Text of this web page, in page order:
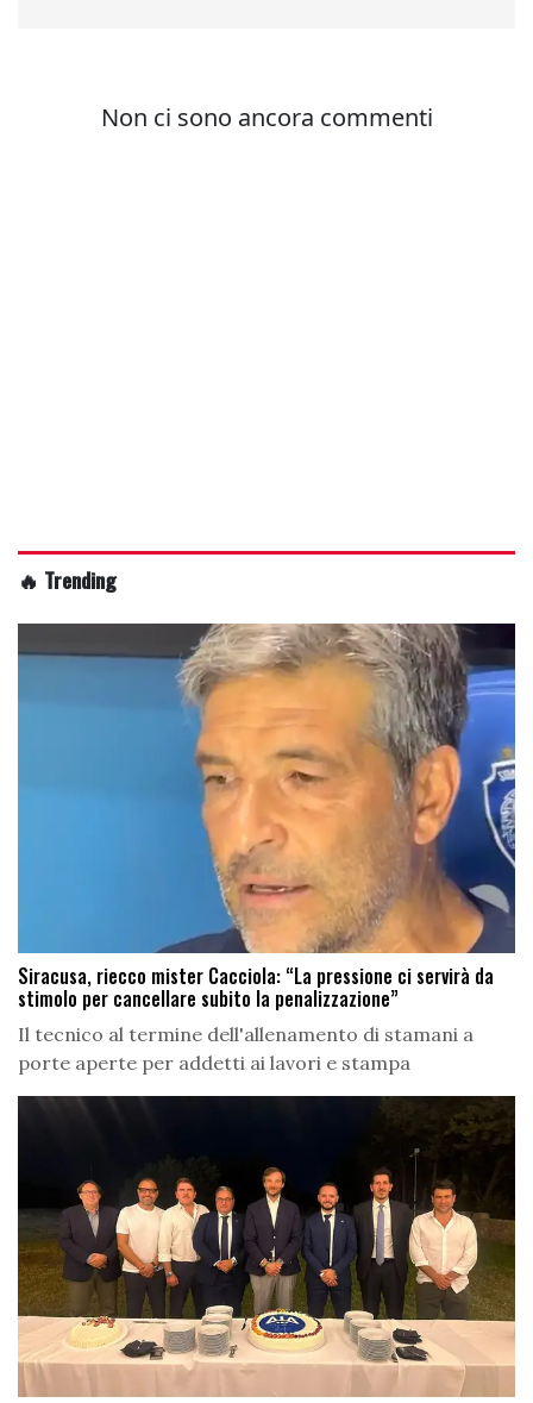
🔥 Trending
Siracusa, riecco mister Cacciola: “La pressione ci servirà da
stimolo per cancellare subito la penalizzazione”
Il tecnico al termine dell'allenamento di stamani a
porte aperte per addetti ai lavori e stampa